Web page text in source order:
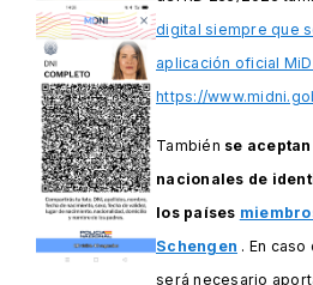
digital siempre que
aplicación oficial
https://
También se
nacionales de
los países
Schengen . En
será necesario